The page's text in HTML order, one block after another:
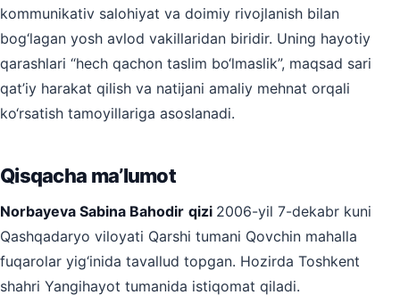
kommunikativ salohiyat va doimiy rivojlanish bilan
bog‘lagan yosh avlod vakillaridan biridir. Uning hayotiy
qarashlari “hech qachon taslim bo‘lmaslik”, maqsad sari
qat’iy harakat qilish va natijani amaliy mehnat orqali
ko‘rsatish tamoyillariga asoslanadi.
Qisqacha ma’lumot
Norbayeva Sabina Bahodir qizi 2006-yil 7-dekabr kuni
Qashqadaryo viloyati Qarshi tumani Qovchin mahalla
fuqarolar yig‘inida tavallud topgan. Hozirda Toshkent
shahri Yangihayot tumanida istiqomat qiladi.